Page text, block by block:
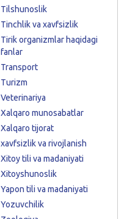
Tilshunoslik
Tinchlik va xavfsizlik
Tirik organizmlar haqidagi
fanlar
Transport
Turizm
Veterinariya
Xalqaro munosabatlar
Xalqaro tijorat
xavfsizlik va rivojlanish
Xitoy tili va madaniyati
Xitoyshunoslik
Yapon tili va madaniyati
Yozuvchilik